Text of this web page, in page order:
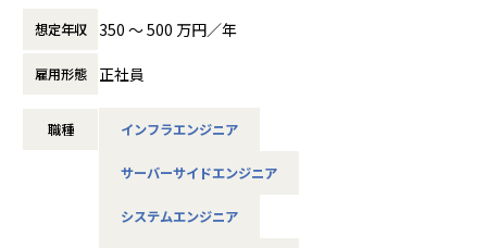
そんな方には700社以上の中からスキルや希望に合う案件を
ご紹介しています。
たとえば、ヨガ配信アプリやECサイトの新規開発、クラウド
設計など、上流フェーズから関われる案件も豊富です。ま
ひとりで悩まず、安心して挑戦できます。
◆落ち着いた環境で、長く働きたい方へ
OKの案件も多く、週2～3日出社が基本。残業は月9時間ほど
想定年収 350 〜 500 万円／年
雇用形態 正社員
職種 インフラエンジニア
サーバーサイドエンジニア
システムエンジニア